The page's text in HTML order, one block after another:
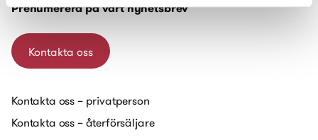
Prenumerera på vårt nyhetsbrev
Kontakta oss
Kontakta oss – privatperson
Kontakta oss – återförsäljare